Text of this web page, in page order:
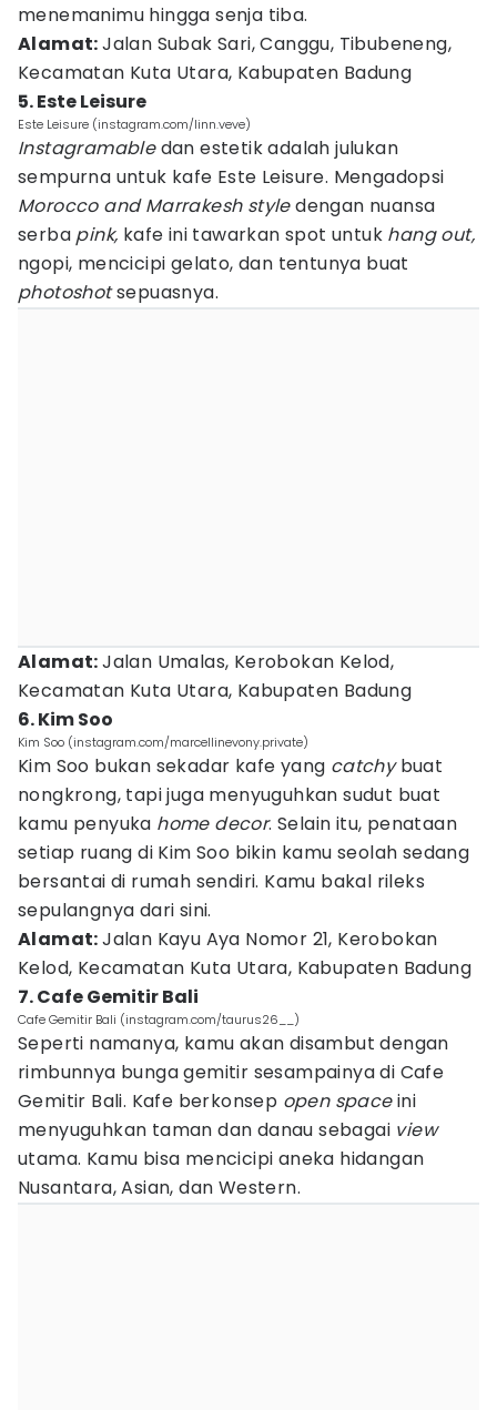
menemanimu hingga senja tiba.
Alamat:Jalan Subak Sari, Canggu, Tibubeneng,
Kecamatan Kuta Utara, Kabupaten Badung
5. Este Leisure
Este Leisure (instagram.com/linn.veve)
Instagramabledan estetik adalah julukan
sempurna untuk kafe Este Leisure. Mengadopsi
Morocco and Marrakesh styledengan nuansa
serba pink, kafe ini tawarkan spot untuk hang out,
ngopi, mencicipi gelato, dan tentunya buat
photoshotsepuasnya.
Alamat:Jalan Umalas, Kerobokan Kelod,
Kecamatan Kuta Utara, Kabupaten Badung
6. Kim Soo
Kim Soo (instagram.com/marcellinevony.private)
Kim Soo bukan sekadar kafe yang catchybuat
nongkrong, tapi juga menyuguhkan sudut buat
kamu penyuka home decor. Selain itu, penataan
setiap ruang di Kim Soo bikin kamu seolah sedang
bersantai di rumah sendiri. Kamu bakal rileks
sepulangnya dari sini.
Alamat:Jalan Kayu Aya Nomor 21, Kerobokan
Kelod, Kecamatan Kuta Utara, Kabupaten Badung
7. Cafe Gemitir Bali
Cafe Gemitir Bali (instagram.com/taurus26__)
Seperti namanya, kamu akan disambut dengan
rimbunnya bunga gemitir sesampainya di Cafe
Gemitir Bali. Kafe berkonsep open spaceini
menyuguhkan taman dan danau sebagai view
utama. Kamu bisa mencicipi aneka hidangan
Nusantara, Asian, dan Western.